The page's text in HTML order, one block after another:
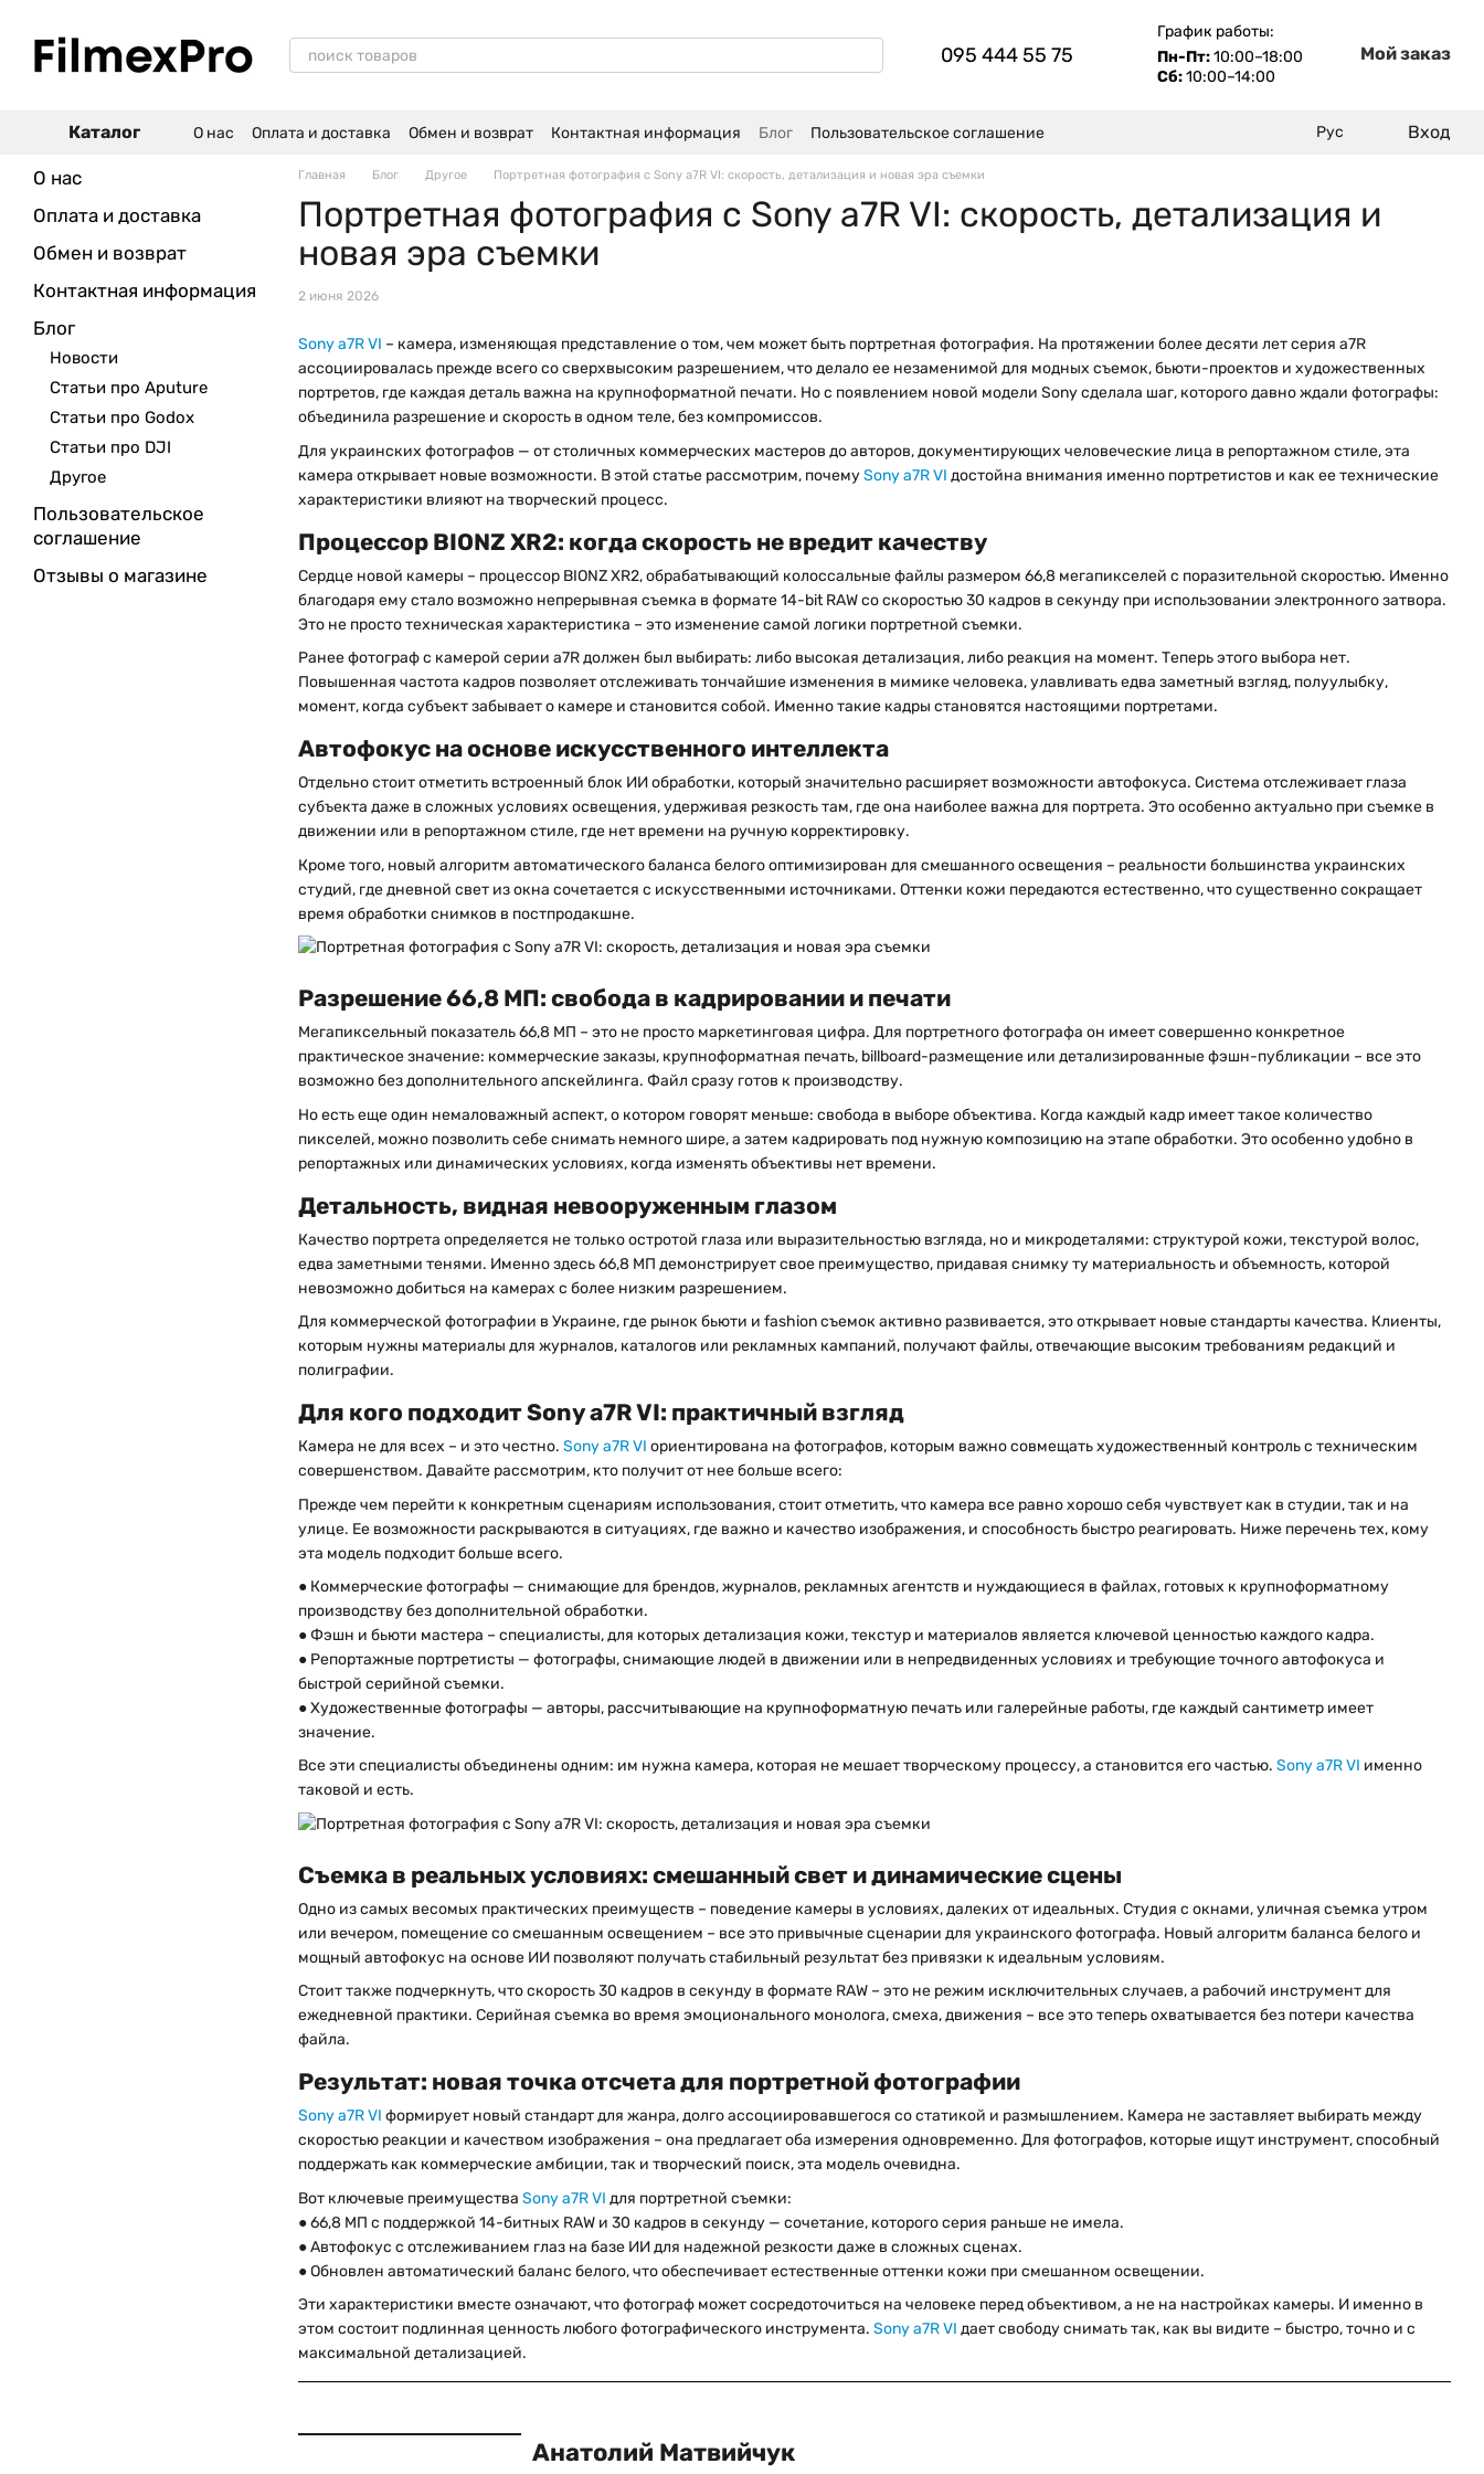
095 444 55 75
График работы:
Пн-Пт:10:00–18:00
Сб:10:00–14:00
Мой заказ
Каталог О нас Оплата и доставка Обмен и возврат Контактная информация Блог
Пользовательское соглашение
Рус Вход
Главная Блог Другое Портретная фотография с Sony a7R VI: скорость, детализация и новая эра съемки
Портретная фотография с Sony a7R VI: скорость, детализация и
новая эра съемки
2 июня 2026
Sony a7R VI – камера, изменяющая представление о том, чем может быть портретная фотография. На протяжении более десяти лет серия a7R
ассоциировалась прежде всего со сверхвысоким разрешением, что делало ее незаменимой для модных съемок, бьюти-проектов и художественных
портретов, где каждая деталь важна на крупноформатной печати. Но с появлением новой модели Sony сделала шаг, которого давно ждали фотографы:
объединила разрешение и скорость в одном теле, без компромиссов.
Для украинских фотографов — от столичных коммерческих мастеров до авторов, документирующих человеческие лица в репортажном стиле, эта
камера открывает новые возможности. В этой статье рассмотрим, почемуSony a7R VI достойна внимания именно портретистов и как ее технические
характеристики влияют на творческий процесс.
Процессор BIONZ XR2: когда скорость не вредит качеству
Сердце новой камеры – процессор BIONZ XR2, обрабатывающий колоссальные файлы размером 66,8 мегапикселей с поразительной скоростью. Именно
благодаря ему стало возможно непрерывная съемка в формате 14-bit RAW со скоростью 30 кадров в секунду при использовании электронного затвора.
Это не просто техническая характеристика – это изменение самой логики портретной съемки.
Ранее фотограф с камерой серии a7R должен был выбирать: либо высокая детализация, либо реакция на момент. Теперь этого выбора нет.
Повышенная частота кадров позволяет отслеживать тончайшие изменения в мимике человека, улавливать едва заметный взгляд, полуулыбку,
момент, когда субъект забывает о камере и становится собой. Именно такие кадры становятся настоящими портретами.
Автофокус на основе искусственного интеллекта
Отдельно стоит отметить встроенный блок ИИ обработки, который значительно расширяет возможности автофокуса. Система отслеживает глаза
субъекта даже в сложных условиях освещения, удерживая резкость там, где она наиболее важна для портрета. Это особенно актуально при съемке в
движении или в репортажном стиле, где нет времени на ручную корректировку.
Кроме того, новый алгоритм автоматического баланса белого оптимизирован для смешанного освещения – реальности большинства украинских
студий, где дневной свет из окна сочетается с искусственными источниками. Оттенки кожи передаются естественно, что существенно сокращает
время обработки снимков в постпродакшне.
Разрешение 66,8 МП: свобода в кадрировании и печати
Мегапиксельный показатель 66,8 МП – это не просто маркетинговая цифра. Для портретного фотографа он имеет совершенно конкретное
практическое значение: коммерческие заказы, крупноформатная печать, billboard-размещение или детализированные фэшн-публикации – все это
возможно без дополнительного апскейлинга. Файл сразу готов к производству.
Но есть еще один немаловажный аспект, о котором говорят меньше: свобода в выборе объектива. Когда каждый кадр имеет такое количество
пикселей, можно позволить себе снимать немного шире, а затем кадрировать под нужную композицию на этапе обработки. Это особенно удобно в
репортажных или динамических условиях, когда изменять объективы нет времени.
Детальность, видная невооруженным глазом
Качество портрета определяется не только остротой глаза или выразительностью взгляда, но и микродеталями: структурой кожи, текстурой волос,
едва заметными тенями. Именно здесь 66,8 МП демонстрирует свое преимущество, придавая снимку ту материальность и объемность, которой
невозможно добиться на камерах с более низким разрешением.
Для коммерческой фотографии в Украине, где рынок бьюти и fashion съемок активно развивается, это открывает новые стандарты качества. Клиенты,
которым нужны материалы для журналов, каталогов или рекламных кампаний, получают файлы, отвечающие высоким требованиям редакций и
полиграфии.
Для кого подходит Sony a7R VI: практичный взгляд
Камера не для всех – и это честно. Sony a7R VI ориентирована на фотографов, которым важно совмещать художественный контроль с техническим
совершенством. Давайте рассмотрим, кто получит от нее больше всего:
Прежде чем перейти к конкретным сценариям использования, стоит отметить, что камера все равно хорошо себя чувствует как в студии, так и на
улице. Ее возможности раскрываются в ситуациях, где важно и качество изображения, и способность быстро реагировать. Ниже перечень тех, кому
эта модель подходит больше всего.
● Коммерческие фотографы — снимающие для брендов, журналов, рекламных агентств и нуждающиеся в файлах, готовых к крупноформатному
производству без дополнительной обработки.
● Фэшн и бьюти мастера – специалисты, для которых детализация кожи, текстур и материалов является ключевой ценностью каждого кадра.
● Репортажные портретисты — фотографы, снимающие людей в движении или в непредвиденных условиях и требующие точного автофокуса и
быстрой серийной съемки.
● Художественные фотографы — авторы, рассчитывающие на крупноформатную печать или галерейные работы, где каждый сантиметр имеет
значение.
Все эти специалисты объединены одним: им нужна камера, которая не мешает творческому процессу, а становится его частью. Sony a7R VI именно
таковой и есть.
Съемка в реальных условиях: смешанный свет и динамические сцены
Одно из самых весомых практических преимуществ – поведение камеры в условиях, далеких от идеальных. Студия с окнами, уличная съемка утром
или вечером, помещение со смешанным освещением – все это привычные сценарии для украинского фотографа. Новый алгоритм баланса белого и
мощный автофокус на основе ИИ позволяют получать стабильный результат без привязки к идеальным условиям.
Стоит также подчеркнуть, что скорость 30 кадров в секунду в формате RAW – это не режим исключительных случаев, а рабочий инструмент для
ежедневной практики. Серийная съемка во время эмоционального монолога, смеха, движения – все это теперь охватывается без потери качества
файла.
Результат: новая точка отсчета для портретной фотографии
Sony a7R VI формирует новый стандарт для жанра, долго ассоциировавшегося со статикой и размышлением. Камера не заставляет выбирать между
скоростью реакции и качеством изображения – она предлагает оба измерения одновременно. Для фотографов, которые ищут инструмент, способный
поддержать как коммерческие амбиции, так и творческий поиск, эта модель очевидна.
Вот ключевые преимущества Sony a7R VI для портретной съемки:
● 66,8 МП с поддержкой 14-битных RAW и 30 кадров в секунду — сочетание, которого серия раньше не имела.
● Автофокус с отслеживанием глаз на базе ИИ для надежной резкости даже в сложных сценах.
● Обновлен автоматический баланс белого, что обеспечивает естественные оттенки кожи при смешанном освещении.
Эти характеристики вместе означают, что фотограф может сосредоточиться на человеке перед объективом, а не на настройках камеры. И именно в
этом состоит подлинная ценность любого фотографического инструмента. Sony a7R VI дает свободу снимать так, как вы видите – быстро, точно и с
максимальной детализацией.
Анатолий Матвийчук
О нас
Оплата и доставка
Обмен и возврат
Контактная информация
Блог
Новости
Статьи про Aputure
Статьи про Godox
Статьи про DJI
Другое
Пользовательское
соглашение
Отзывы о магазине